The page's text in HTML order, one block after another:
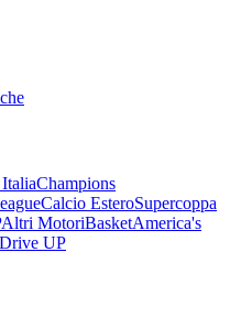
Champions
Calcio EsteroSupercoppa
Altri MotoriBasketAmerica's
Drive UP